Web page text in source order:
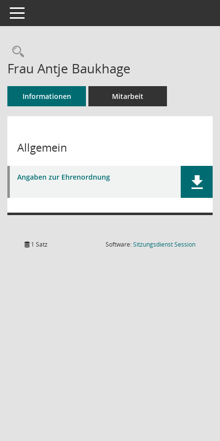
Toggle navigation
Rechercheauswahl
Frau Antje Baukhage
Informationen Mitarbeit
Allgemein
Angaben zur Ehrenordnung
1 Satz Software:SitzungsdienstSession(Wird in